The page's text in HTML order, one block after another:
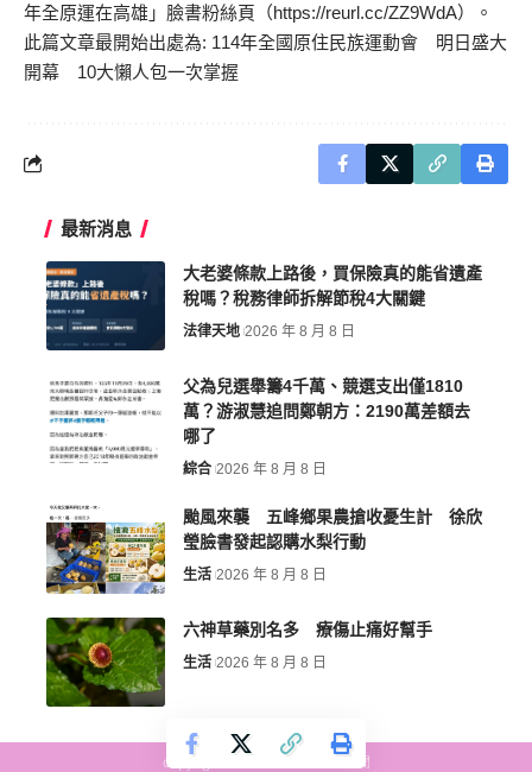
年全原運在高雄」臉書粉絲頁（https://reurl.cc/ZZ9WdA）。‎
此篇文章最開始出處為: 114年全國原住民族運動會 明日盛大
開幕 10大懶人包一次掌握
最新消息
大老婆條款上路後，買保險真的能省遺產
稅嗎？稅務律師拆解節稅4大關鍵
法律天地 2026 年 8 月 8 日
父為兒選舉籌4千萬、競選支出僅1810
萬？游淑慧追問鄭朝方：2190萬差額去
哪了
綜合 2026 年 8 月 8 日
颱風來襲 五峰鄉果農搶收憂生計 徐欣
瑩臉書發起認購水梨行動
生活 2026 年 8 月 8 日
六神草藥別名多 療傷止痛好幫手
生活 2026 年 8 月 8 日
copyright © more-new.tw 墨新聞